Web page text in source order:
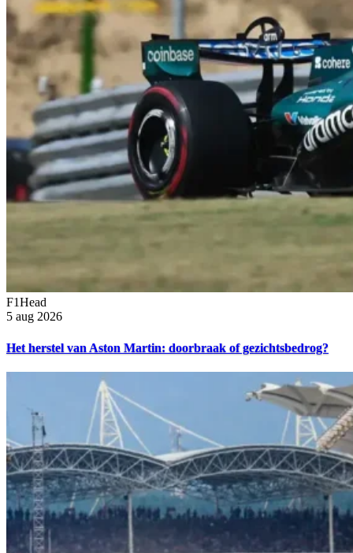
F1Head
5 aug 2026
Het herstel van Aston Martin: doorbraak of gezichtsbedrog?